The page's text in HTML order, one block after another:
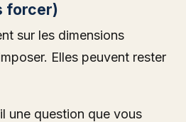
forcer)
sur les dimensions
Elles peuvent rester
une question que vous